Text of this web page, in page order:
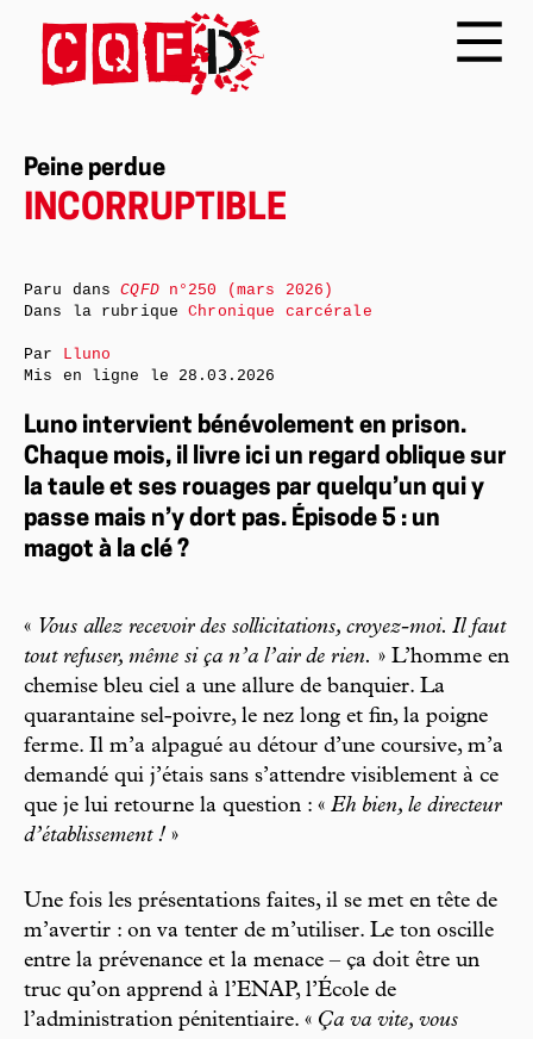
Peine perdue
INCORRUPTIBLE
Luno intervient bénévolement en prison.
Chaque mois, il livre ici un regard oblique sur
la taule et ses rouages par quelqu’un qui y
passe mais n’y dort pas. Épisode 5 : un
magot à la clé ?
« Vous allez recevoir des sollicitations, croyez-moi. Il faut
tout refuser, même si ça n’a l’air de rien. » L’homme en
chemise bleu ciel a une allure de banquier. La
quarantaine sel-poivre, le nez long et fin, la poigne
ferme. Il m’a alpagué au détour d’une coursive, m’a
demandé qui j’étais sans s’attendre visiblement à ce
que je lui retourne la question : « Eh bien, le directeur
d’établissement ! »
Une fois les présentations faites, il se met en tête de
m’avertir : on va tenter de m’utiliser. Le ton oscille
entre la prévenance et la menace – ça doit être un
truc qu’on apprend à l’ENAP, l’École de
l’administration pénitentiaire. « Ça va vite, vous
Paru dansCQFDn°250 (mars 2026)
Dans la rubriqueChronique carcérale
Par Lluno
Mis en ligne le 28.03.2026